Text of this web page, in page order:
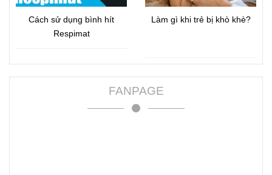
Cách sử dụng bình hít
Respimat
Làm gì khi trẻ bị khò khè?
FANPAGE